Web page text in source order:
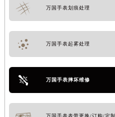
万国手表划痕处理
万国手表起雾处理
万国手表摔坏维修